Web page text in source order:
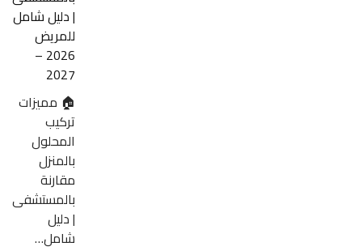
| دليل شامل
للمريض
2026 –
2027
🏠 مميزات
تركيب
المحلول
بالمنزل
مقارنة
بالمستشفى
| دليل
شامل…